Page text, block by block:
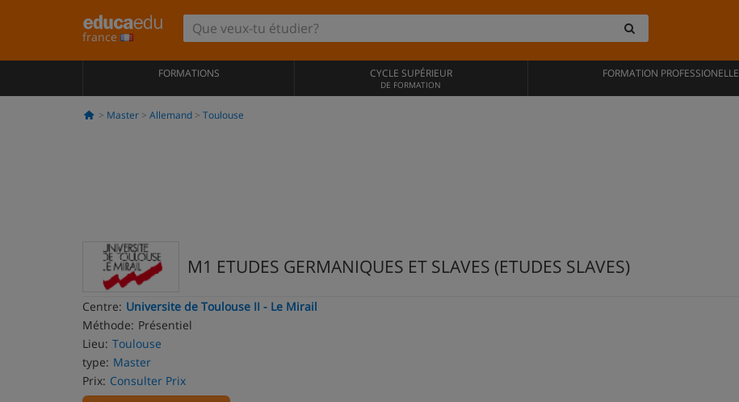
france
FORMATIONS CYCLE SUPÉRIEUR
DE FORMATION
FORMATION PROFESSIONELLE
Master Allemand Toulouse
M1 ETUDES GERMANIQUES ET SLAVES (ETUDES SLAVES)
Centre: Universite de Toulouse II - Le Mirail
Méthode: Présentiel
Lieu: Toulouse
type: Master
Prix: Consulter Prix